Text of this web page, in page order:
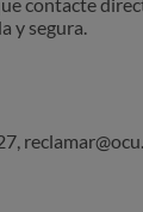
y segura.